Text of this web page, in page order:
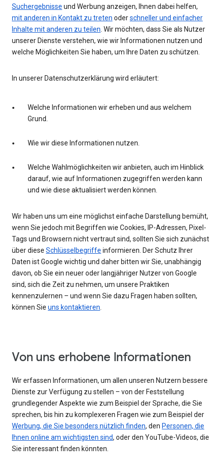
Suchergebnisse und Werbung anzeigen, Ihnen dabei helfen,
mit anderen in Kontakt zu treten oderschneller und einfacher
Inhalte mit anderen zu teilen. Wir möchten, dass Sie als Nutzer
unserer Dienste verstehen, wie wir Informationen nutzen und
welche Möglichkeiten Sie haben, um Ihre Daten zu schützen.
In unserer Datenschutzerklärung wird erläutert:
Welche Informationen wir erheben und aus welchem
Grund.
Wie wir diese Informationen nutzen.
Welche Wahlmöglichkeiten wir anbieten, auch im Hinblick
darauf, wie auf Informationen zugegriffen werden kann
und wie diese aktualisiert werden können.
Wir haben uns um eine möglichst einfache Darstellung bemüht,
wenn Sie jedoch mit Begriffen wie Cookies, IP-Adressen, Pixel-
Tags und Browsern nicht vertraut sind, sollten Sie sich zunächst
über diese Schlüsselbegriffe informieren. Der Schutz Ihrer
Daten ist Google wichtig und daher bitten wir Sie, unabhängig
davon, ob Sie ein neuer oder langjähriger Nutzer von Google
sind, sich die Zeit zu nehmen, um unsere Praktiken
kennenzulernen – und wenn Sie dazu Fragen haben sollten,
können Sie uns kontaktieren.
Von uns erhobene Informationen
Wir erfassen Informationen, um allen unseren Nutzern bessere
Dienste zur Verfügung zu stellen – von der Feststellung
grundlegender Aspekte wie zum Beispiel der Sprache, die Sie
sprechen, bis hin zu komplexeren Fragen wie zum Beispiel der
Werbung, die Sie besonders nützlich finden, den Personen, die
Ihnen online am wichtigsten sind, oder den YouTube-Videos, die
Sie interessant finden könnten.